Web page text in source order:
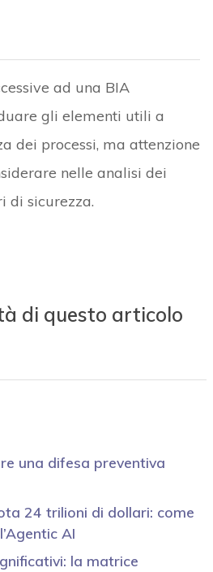
ad una BIA
gli elementi utili a
dei processi, ma attenzione
nelle analisi dei
di sicurezza.
di questo articolo
una difesa preventiva
24 trilioni di dollari: come
AI
la matrice